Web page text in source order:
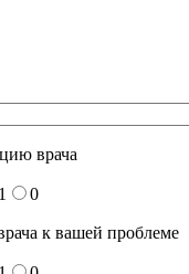
врача
1 0
к вашей проблеме